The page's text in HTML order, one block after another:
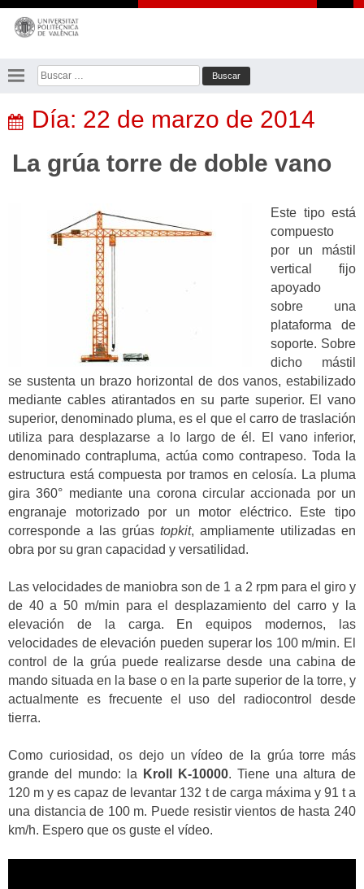
Saltar
contenido
Buscar:
Día: 22 de marzo de 2014
La grúa torre de doble vano
Este tipo está
compuesto
por un mástil
vertical fijo
apoyado
sobre una
plataforma de
soporte. Sobre
dicho mástil
se sustenta un brazo horizontal de dos vanos, estabilizado
mediante cables atirantados en su parte superior. El vano
superior, denominado pluma, es el que el carro de traslación
utiliza para desplazarse a lo largo de él. El vano inferior,
denominado contrapluma, actúa como contrapeso. Toda la
estructura está compuesta por tramos en celosía. La pluma
gira 360° mediante una corona circular accionada por un
engranaje motorizado por un motor eléctrico. Este tipo
corresponde a las grúas topkit, ampliamente utilizadas en
obra por su gran capacidad y versatilidad.
Las velocidades de maniobra son de 1 a 2 rpm para el giro y
de 40 a 50 m/min para el desplazamiento del carro y la
elevación de la carga. En equipos modernos, las
velocidades de elevación pueden superar los 100 m/min. El
control de la grúa puede realizarse desde una cabina de
mando situada en la base o en la parte superior de la torre, y
actualmente es frecuente el uso del radiocontrol desde
tierra.
Como curiosidad, os dejo un vídeo de la grúa torre más
grande del mundo: la
Kroll K-10000. Tiene una altura de
120 m y es capaz de levantar 132 t de carga máxima y 91 t a
una distancia de 100 m. Puede resistir vientos de hasta 240
km/h. Espero que os guste el vídeo.